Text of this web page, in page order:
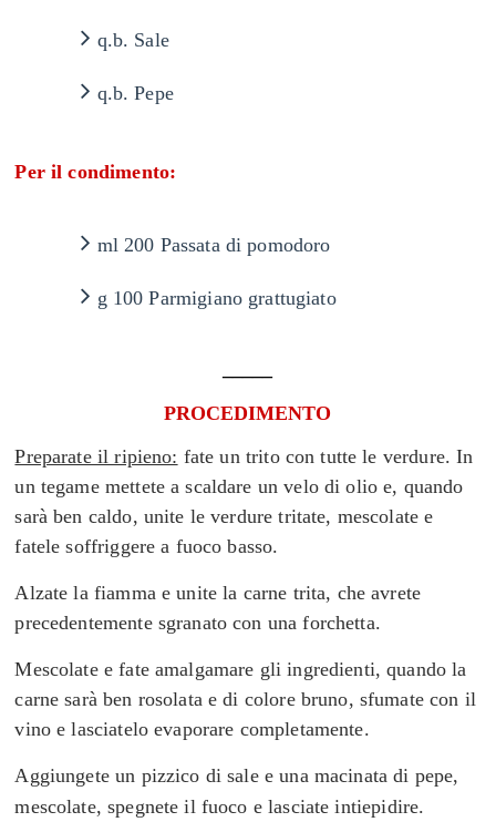
q.b. Sale
q.b. Pepe
Per il condimento:
ml 200 Passata di pomodoro
g 100 Parmigiano grattugiato
PROCEDIMENTO
Preparate il ripieno: fate un trito con tutte le verdure. In
un tegame mettete a scaldare un velo di olio e, quando
sarà ben caldo, unite le verdure tritate, mescolate e
fatele soffriggere a fuoco basso.
Alzate la fiamma e unite la carne trita, che avrete
precedentemente sgranato con una forchetta.
Mescolate e fate amalgamare gli ingredienti, quando la
carne sarà ben rosolata e di colore bruno, sfumate con il
vino e lasciatelo evaporare completamente.
Aggiungete un pizzico di sale e una macinata di pepe,
mescolate, spegnete il fuoco elasciate intiepidire.